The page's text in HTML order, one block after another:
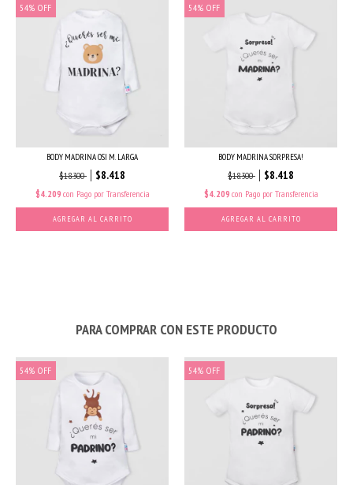
54% OFF
BODY MADRINA OSI M. LARGA
$18.300 $8.418
$4.209 con Pago por Transferencia
AGREGAR AL CARRITO
54% OFF
BODY MADRINA SORPRESA!
$18.300 $8.418
$4.209 con Pago por Transferencia
AGREGAR AL CARRITO
PARA COMPRAR CON ESTE PRODUCTO
54% OFF 54% OFF